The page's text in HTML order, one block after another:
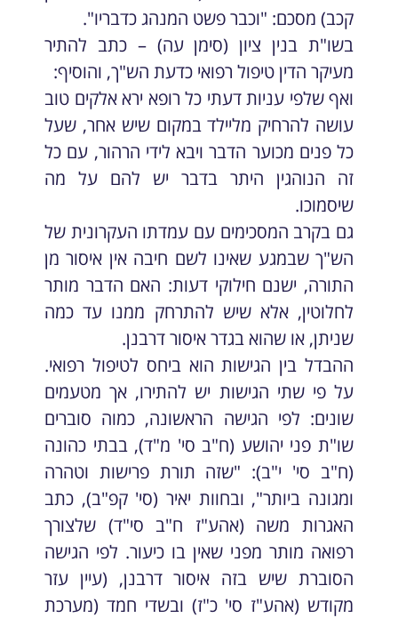
קכב) מסכם: "וכבר פשט המנהג כדבריו".
בשו"ת בנין ציון (סימן עה) – כתב להתיר
מעיקר הדין טיפול רפואי כדעת הש"ך, והוסיף:
ואף שלפי עניות דעתי כל רופא ירא אלקים טוב
עושה להרחיק מליילד במקום שיש אחר, שעל
כל פנים מכוער הדבר ויבא לידי הרהור, עם כל
זה הנוהגין היתר בדבר יש להם על מה
שיסמוכו.
גם בקרב המסכימים עם עמדתו העקרונית של
הש"ך שבמגע שאינו לשם חיבה אין איסור מן
התורה, ישנם חילוקי דעות: האם הדבר מותר
לחלוטין, אלא שיש להתרחק ממנו עד כמה
שניתן, או שהוא בגדר איסור דרבנן.
ההבדל בין הגישות הוא ביחס לטיפול רפואי.
על פי שתי הגישות יש להתירו, אך מטעמים
שונים: לפי הגישה הראשונה, כמוה סוברים
שו"ת פני יהושע (ח"ב סי' מ"ד), בבתי כהונה
(ח"ב סי' י"ב): "שזה תורת פרישות וטהרה
ומגונה ביותר", ובחוות יאיר (סי' קפ"ב), כתב
האגרות משה (אהע"ז ח"ב סי"ד) שלצורך
רפואה מותר מפני שאין בו כיעור. לפי הגישה
הסוברת שיש בזה איסור דרבנן, (עיין עזר
מקודש (אהע"ז סי' כ"ז) ובשדי חמד (מערכת